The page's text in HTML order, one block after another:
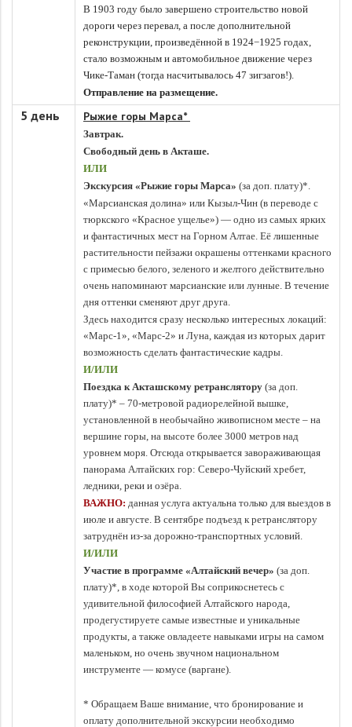
В 1903 году было завершено строительство новой
дороги через перевал, а после дополнительной
реконструкции, произведённой в 1924−1925 годах,
стало возможным и автомобильное движение через
Чике-Таман (тогда насчитывалось 47 зигзагов!).
Отправление на размещение.
5 день Рыжие горы Марса*
Завтрак.
Свободный день в Акташе.
ИЛИ
Экскурсия «Рыжие горы Марса» (за доп. плату)*.
«Марсианская долина» или Кызыл-Чин (в переводе с
тюркского «Красное ущелье») — одно из самых ярких
и фантастичных мест на Горном Алтае. Её лишенные
растительности пейзажи окрашены оттенками красного
с примесью белого, зеленого и желтого действительно
очень напоминают марсианские или лунные. В течение
дня оттенки сменяют друг друга.
Здесь находится сразу несколько интересных локаций:
«Марс-1», «Марс-2» и Луна, каждая из которых дарит
возможность сделать фантастические кадры.
И/ИЛИ
Поездка к Акташскому ретранслятору (за доп.
плату)* – 70-метровой радиорелейной вышке,
установленной в необычайно живописном месте – на
вершине горы, на высоте более 3000 метров над
уровнем моря. Отсюда открывается завораживающая
панорама Алтайских гор: Северо-Чуйский хребет,
ледники, реки и озёра.
ВАЖНО: данная услуга актуальна только для выездов в
июле и августе. В сентябре подъезд к ретранслятору
затруднён из-за дорожно-транспортных условий.
И/ИЛИ
Участие в программе «Алтайский вечер» (за доп.
плату)*, в ходе которой Вы соприкоснетесь с
удивительной философией Алтайского народа,
продегустируете самые известные и уникальные
продукты, а также овладеете навыками игры на самом
маленьком, но очень звучном национальном
инструменте — комусе (варгане).
* Обращаем Ваше внимание, что бронирование и
оплату дополнительной экскурсии необходимо